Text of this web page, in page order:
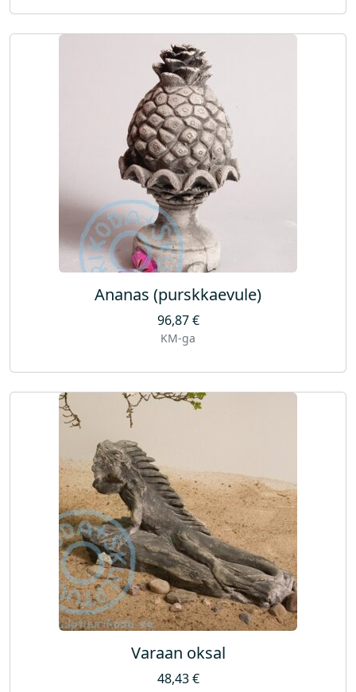
Ananas (purskkaevule)
96,87€
KM-ga
Varaan oksal
48,43€